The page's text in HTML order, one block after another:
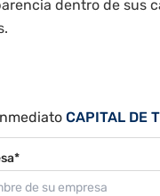
dentro de sus
CAPITAL DE